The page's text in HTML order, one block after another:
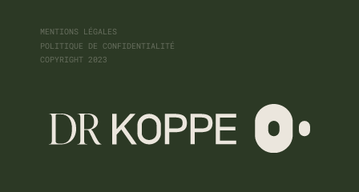
MENTIONS LÉGALES
POLITIQUE DE CONFIDENTIALITÉ
COPYRIGHT 2023